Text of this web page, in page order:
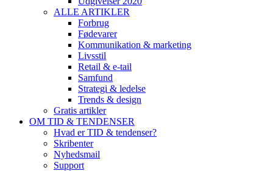
ALLE ARTIKLER
Forbrug
Fødevarer
Kommunikation & marketing
Livsstil
Retail & e-tail
Samfund
Strategi & ledelse
Trends & design
Gratis artikler
OM TID & TENDENSER
Hvad er TID & tendenser?
Skribenter
Nyhedsmail
Support